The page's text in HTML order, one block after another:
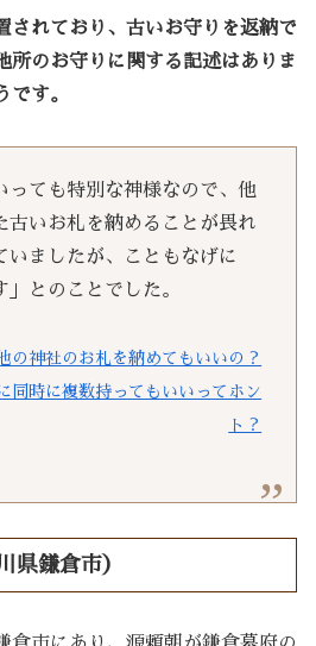
されており、古いお守りを返納で
所のお守りに関する記述はありま
です。
っても特別な神様なので、他
古いお札を納めることが畏れ
いましたが、こともなげに
」とのことでした。
の神社のお札を納めてもいいの？
同時に複数持ってもいいってホン
ト？
県鎌倉市）